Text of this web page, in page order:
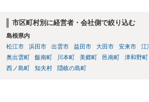
市区町村別に経営者・会社側で絞り込む
島根県内
松江市
浜田市 出雲市 益田市 大田市 安来市 江
奥出雲町
飯南町 川本町 美郷町 邑南町 津和野町
西ノ島町
知夫村 隠岐の島町